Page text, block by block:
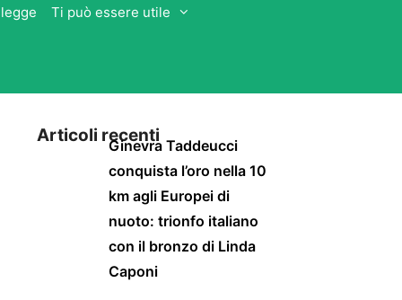
Ti può essere utile
Articoli recentiGinevra Taddeucci
conquista l’oro nella 10
km agli Europei di
nuoto: trionfo italiano
con il bronzo di Linda
Caponi